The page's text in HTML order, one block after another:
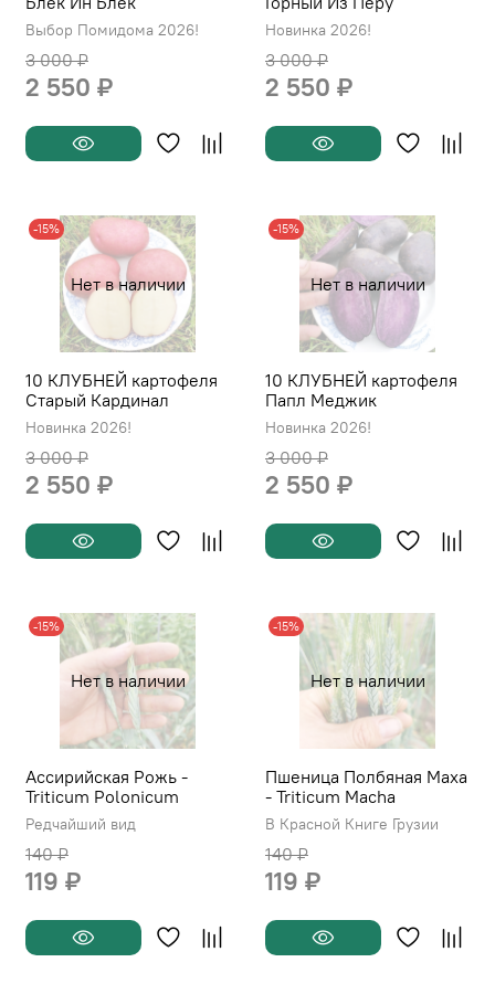
Выбор Помидома 2026!
3 000 ₽
2 550 ₽
Новинка 2026!
3 000 ₽
2 550 ₽
Нет в наличии
-15%
10 КЛУБНЕЙ картофеля
Старый Кардинал
Новинка 2026!
3 000 ₽
2 550 ₽
Нет в наличии
-15%
10 КЛУБНЕЙ картофеля
Папл Меджик
Новинка 2026!
3 000 ₽
2 550 ₽
Нет в наличии
-15%
Ассирийская Рожь -
Triticum Polonicum
Редчайший вид
140 ₽
119 ₽
Нет в наличии
-15%
Пшеница Полбяная Маха
- Triticum Macha
В Красной Книге Грузии
140 ₽
119 ₽